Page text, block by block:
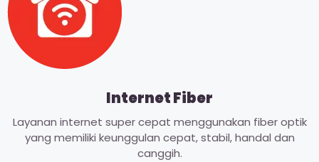
Internet Fiber
Layanan internet super cepat menggunakan fiber optik
yang memiliki keunggulan cepat, stabil, handal dan
canggih.